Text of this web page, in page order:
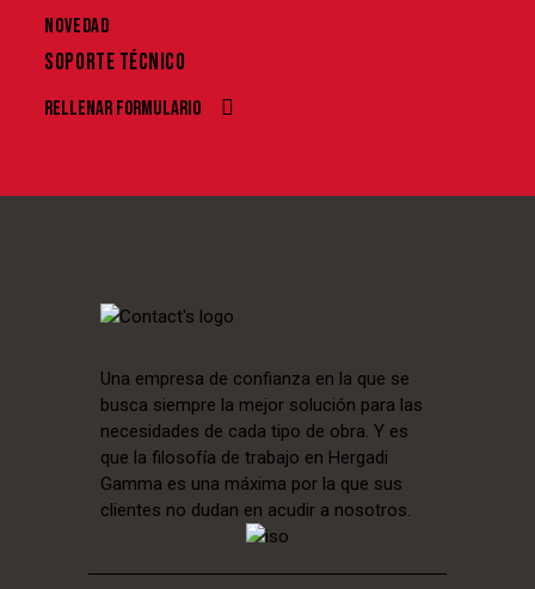
NOVEDAD
SOPORTE TÉCNICO
Rellenar formulario
Una empresa de confianza en la que se
busca siempre la mejor solución para las
necesidades de cada tipo de obra. Y es
que la filosofía de trabajo en Hergadi
Gamma es una máxima por la que sus
clientes no dudan en acudir a nosotros.